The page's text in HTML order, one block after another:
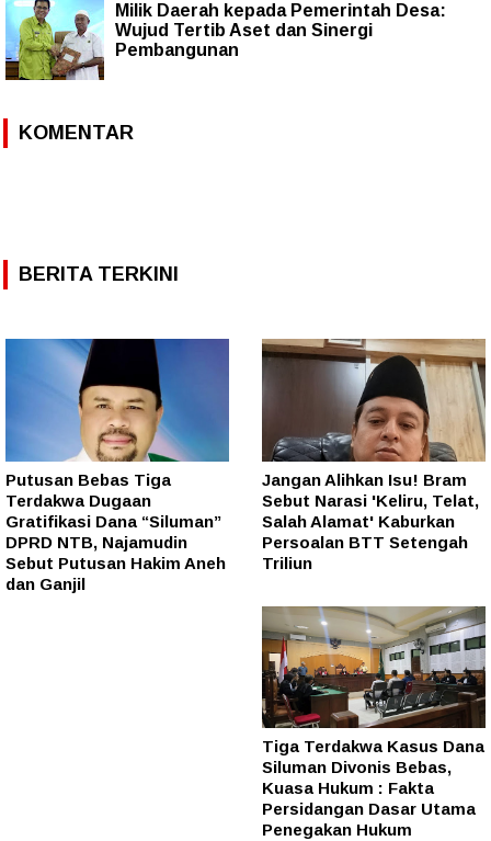
Milik Daerah kepada Pemerintah Desa:
Wujud Tertib Aset dan Sinergi
Pembangunan
KOMENTAR
BERITA TERKINI
Putusan Bebas Tiga
Terdakwa Dugaan
Gratifikasi Dana “Siluman”
DPRD NTB, Najamudin
Sebut Putusan Hakim Aneh
dan Ganjil
Jangan Alihkan Isu! Bram
Sebut Narasi 'Keliru, Telat,
Salah Alamat' Kaburkan
Persoalan BTT Setengah
Triliun
Tiga Terdakwa Kasus Dana
Siluman Divonis Bebas,
Kuasa Hukum : Fakta
Persidangan Dasar Utama
Penegakan Hukum